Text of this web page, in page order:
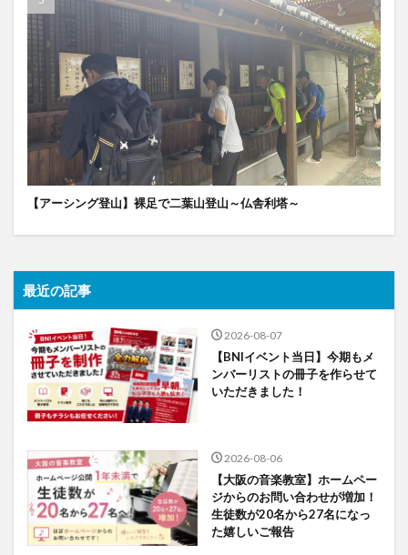
【アーシング登山】裸足で二葉山登山～仏舎利塔～
最近の記事
2026-08-07
【BNIイベント当日】今期もメ
ンバーリストの冊子を作らせて
いただきました！
2026-08-06
【大阪の音楽教室】ホームペー
ジからのお問い合わせが増加！
生徒数が20名から27名になっ
た嬉しいご報告